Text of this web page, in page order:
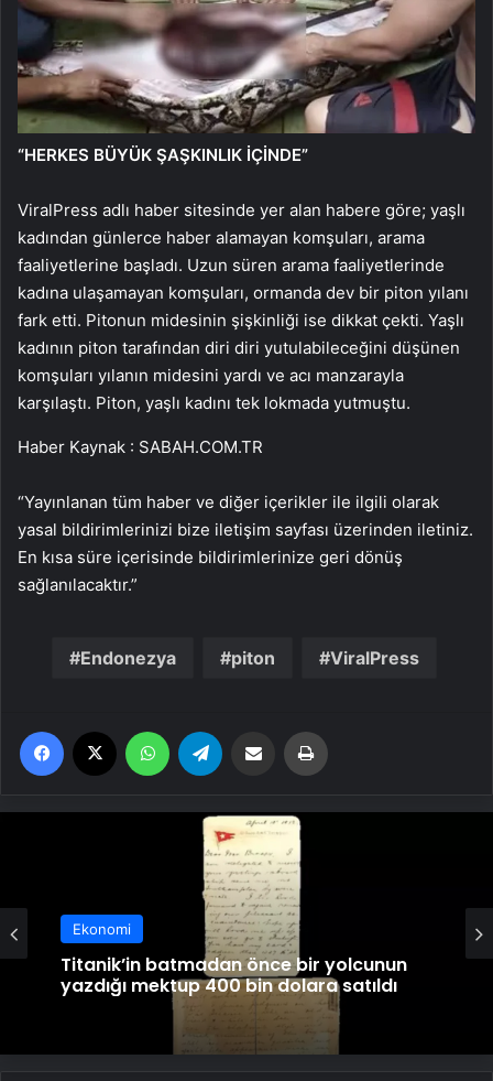
“HERKES BÜYÜK ŞAŞKINLIK İÇİNDE”
ViralPress adlı haber sitesinde yer alan habere göre; yaşlı
kadından günlerce haber alamayan komşuları, arama
faaliyetlerine başladı. Uzun süren arama faaliyetlerinde
kadına ulaşamayan komşuları, ormanda dev bir piton yılanı
fark etti. Pitonun midesinin şişkinliği ise dikkat çekti. Yaşlı
kadının piton tarafından diri diri yutulabileceğini düşünen
komşuları yılanın midesini yardı ve acı manzarayla
karşılaştı. Piton, yaşlı kadını tek lokmada yutmuştu.
Haber Kaynak : SABAH.COM.TR
“Yayınlanan tüm haber ve diğer içerikler ile ilgili olarak
yasal bildirimlerinizi bize iletişim sayfası üzerinden iletiniz.
En kısa süre içerisinde bildirimlerinize geri dönüş
sağlanılacaktır.”
Endonezya piton ViralPress
Facebook WhatsApp Email'den paylaş
Ekonomi
Titanik’in batmadan önce bir yolcunun
yazdığı mektup 400 bin dolara satıldı